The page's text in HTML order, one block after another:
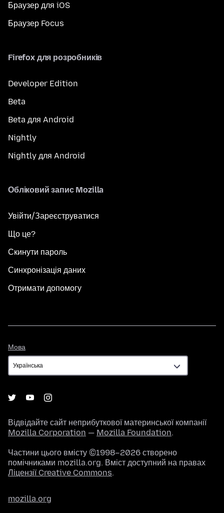
Браузер для iOS
Браузер Focus
Firefox для розробників
Developer Edition
Beta
Beta для Android
Nightly
Nightly для Android
Обліковий запис Mozilla
Увійти/Зареєструватися
Що це?
Скинути пароль
Синхронізація даних
Отримати допомогу
Мова
Відвідайте сайт неприбуткової материнської компанії
Mozilla Corporation — Mozilla Foundation.
Частини цього вмісту ©1998–2026 створено
помічниками mozilla.org. Вміст доступний на правах
Ліцензії Creative Commons.
mozilla.org